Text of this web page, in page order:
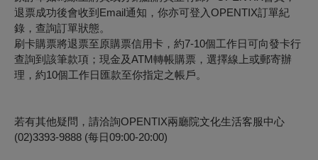
退票成功後會收到Email通知，你亦可登入OPENTIX訂單紀
錄，查詢訂單狀態。
刷卡購票將退票至原購票信用卡，約7-10個工作日可向發卡行
查詢到該筆款項；現金及ATM轉帳購票，選擇線上或郵寄辦
理，約10個工作日匯款至你指定之帳戶。
若有其他疑問，請洽詢OPENTIX兩廳院文化生活客服中心
(02)3393-9888 (每日09:00-20:00)